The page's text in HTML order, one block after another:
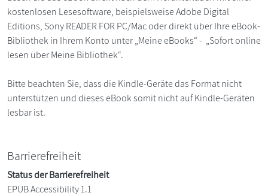
kostenlosen Lesesoftware, beispielsweise Adobe Digital
Editions, Sony READER FOR PC/Mac oder direkt über Ihre eBook-
Bibliothek in Ihrem Konto unter „Meine eBooks“ - „Sofort online
lesen über Meine Bibliothek“.
Bitte beachten Sie, dass die Kindle-Geräte das Format nicht
unterstützen und dieses eBook somit nicht auf Kindle-Geräten
lesbar ist.
Barrierefreiheit
Status der Barrierefreiheit
EPUB Accessibility 1.1